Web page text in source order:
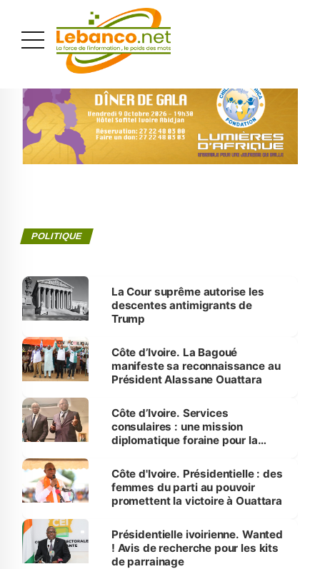
POLITIQUE
La Cour suprême autorise les
descentes antimigrants de
Trump
Côte d’Ivoire. La Bagoué
manifeste sa reconnaissance au
Président Alassane Ouattara
Côte d’Ivoire. Services
consulaires : une mission
diplomatique foraine pour la
Côte d'Ivoire. Présidentielle : des
femmes du parti au pouvoir
promettent la victoire à Ouattara
Présidentielle ivoirienne. Wanted
! Avis de recherche pour les kits
de parrainage